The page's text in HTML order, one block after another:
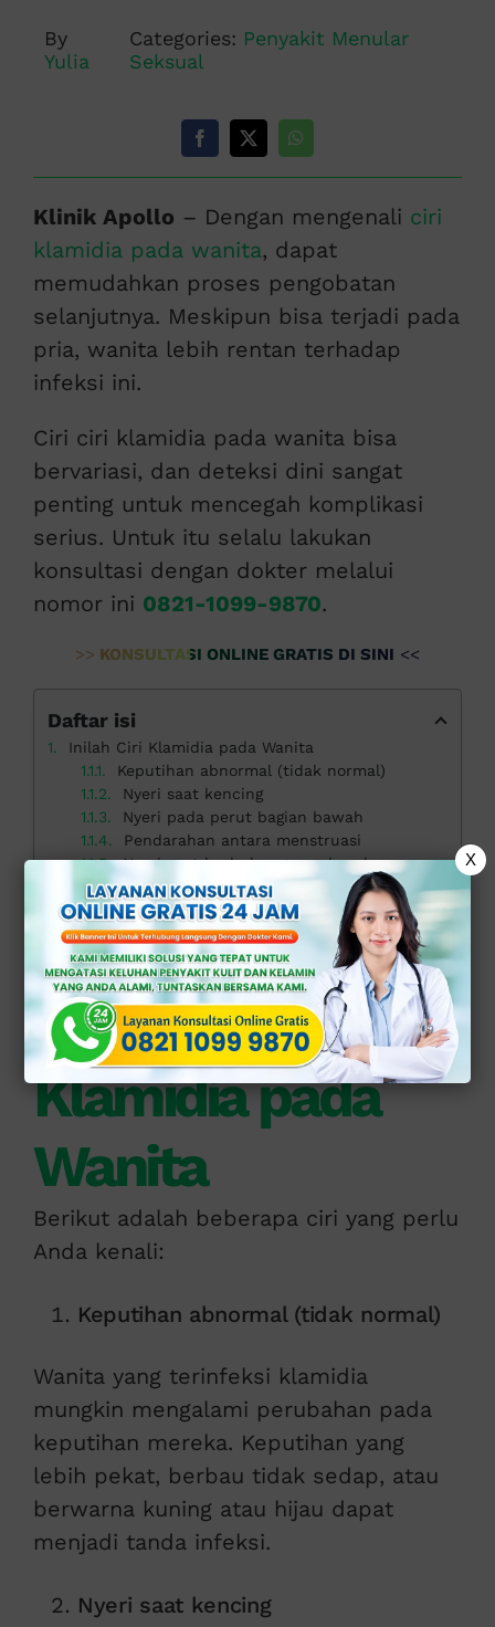
By
Yulia
Categories: Penyakit Menular
Seksual
Klinik Apollo – Dengan mengenali ciri
klamidia pada wanita, dapat
memudahkan proses pengobatan
selanjutnya. Meskipun bisa terjadi pada
pria, wanita lebih rentan terhadap
infeksi ini.
Ciri ciri klamidia pada wanita bisa
bervariasi, dan deteksi dini sangat
penting untuk mencegah komplikasi
serius. Untuk itu selalu lakukan
konsultasi dengan dokter melalui
nomor ini 0821-1099-9870.
>> KONSULTASI ONLINE GRATIS DI SINI <<
Daftar isi
Inilah Ciri Klamidia pada Wanita
Keputihan abnormal (tidak normal)
Nyeri saat kencing
Nyeri pada perut bagian bawah
Pendarahan antara menstruasi
Nyeri saat berhubungan seksual
Peradangan pada alat kelamin eksternal
Gejala sistemik
Pentingnya Deteksi Dini dan Pencegahan di Klinik Apollo
Inilah Ciri
Klamidia pada
Wanita
Berikut adalah beberapa ciri yang perlu
Anda kenali:
Keputihan abnormal (tidak normal)
Wanita yang terinfeksi klamidia
mungkin mengalami perubahan pada
keputihan mereka. Keputihan yang
lebih pekat, berbau tidak sedap, atau
berwarna kuning atau hijau dapat
menjadi tanda infeksi.
Nyeri saat kencing
X